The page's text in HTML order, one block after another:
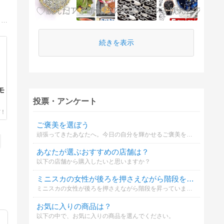
続きを表示
投票・アンケート
ご褒美を選ぼう
頑張ってきたあなたへ。今日の自分を輝かせるご褒美を選んでください
あなたが選ぶおすすめの店舗は？
以下の店舗から購入したいと思いますか？
ミニスカの女性が後ろを押さえながら階段を昇っていた。あなたはどう思う？
ミニスカの女性が後ろを押さえながら階段を昇っていました。このような光景を見た場合、あなたはどのように思いますか？まあ、その女性にもそれなりの事情があると思いますが。
お気に入りの商品は？
以下の中で、お気に入りの商品を選んでください。